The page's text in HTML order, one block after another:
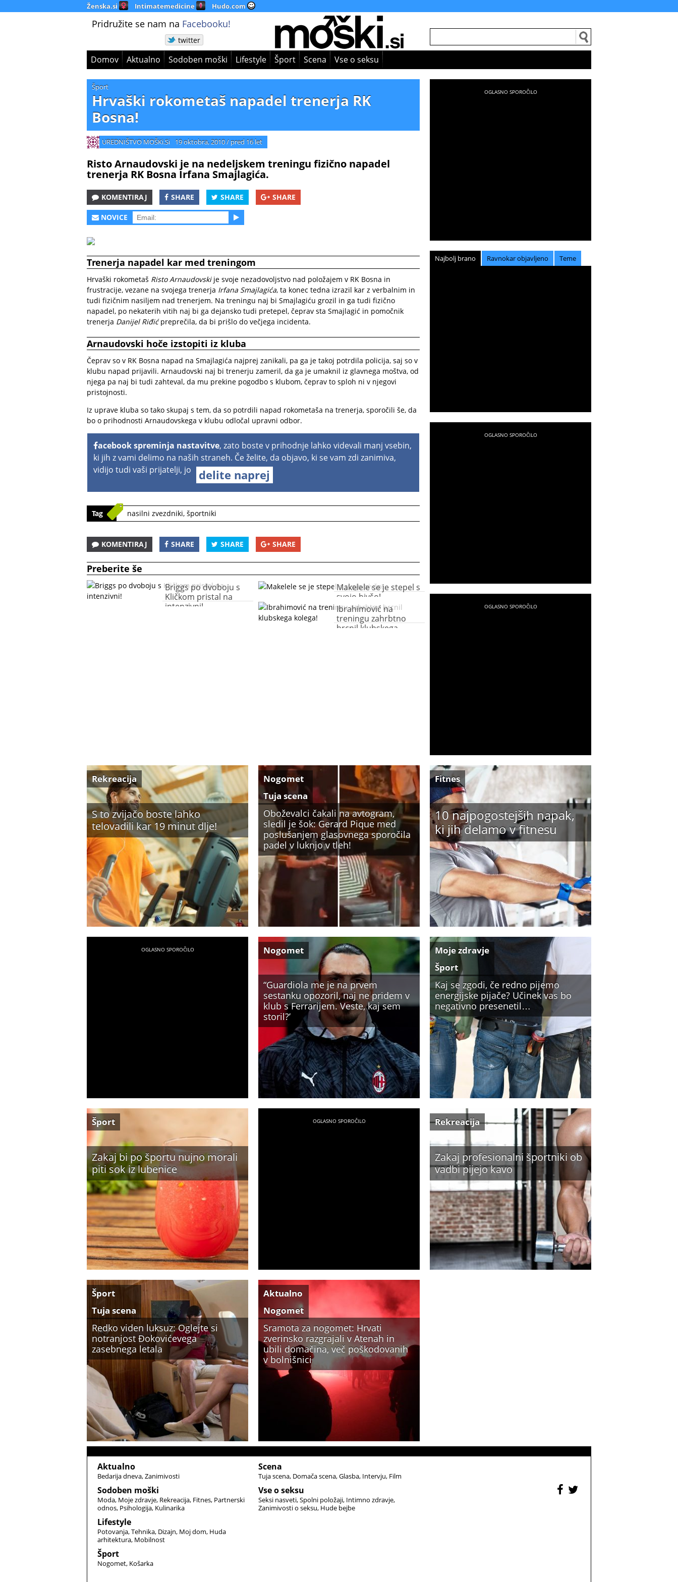
Ženska.si Intimatemedicine Hudo.com
Pridružite se nam na Facebooku!
twitter
Domov Aktualno Sodoben moški Lifestyle Šport Scena Vse o seksu
Šport
Hrvaški rokometaš napadel trenerja RK
Bosna!
UREDNIŠTVO MOŠKi.Si 19 oktobra, 2010/ pred 16 let
Risto Arnaudovski je na nedeljskem treningu fizično napadel
trenerja RK Bosna Irfana Smajlagića.
KOMENTIRAJ SHARE SHARE SHARE
NOVICE
Trenerja napadel kar med treningom
Hrvaški rokometaš Risto Arnaudovskije svoje nezadovoljstvo nad položajem v RK Bosna in
frustracije, vezane na svojega trenerja Irfana Smajlagića, ta konec tedna izrazil kar z verbalnim in
tudi fizičnim nasiljem nad trenerjem. Na treningu naj bi Smajlagiću grozil in ga tudi fizično
napadel, po nekaterih vitih naj bi ga dejansko tudi pretepel, čeprav sta Smajlagić in pomočnik
trenerja Danijel Riđićpreprečila, da bi prišlo do večjega incidenta.
Arnaudovski hoče izstopiti iz kluba
Čeprav so v RK Bosna napad na Smajlagića najprej zanikali, pa ga je takoj potrdila policija, saj so v
klubu napad prijavili. Arnaudovski naj bi trenerju zameril, da ga je umaknil iz glavnega moštva, od
njega pa naj bi tudi zahteval, da mu prekine pogodbo s klubom, čeprav to sploh ni v njegovi
pristojnosti.
Iz uprave kluba so tako skupaj s tem, da so potrdili napad rokometaša na trenerja, sporočili še, da
bo o prihodnosti Arnaudovskega v klubu odločal upravni odbor.
acebook spreminja nastavitve, zato boste v prihodnje lahko videvali manj vsebin,
ki jih z vami delimo na naših straneh. Če želite, da objavo, ki se vam zdi zanimiva,
vidijo tudi vaši prijatelji, jo
delite naprej
Tag nasilni zvezdniki, športniki
KOMENTIRAJ SHARE SHARE SHARE
Preberite še
Briggs po dvoboju s
Kličkom pristal na
intenzivni!
Makelele se je stepel s
svojo bivšo!
Ibrahimović na
treningu zahrbtno
brcnil klubskega
Najbolj brano Ravnokar objavljeno Teme
S to zvijačo boste lahko
telovadili kar 19 minut dlje!
Rekreacija
Oboževalci čakali na avtogram,
sledil je šok: Gerard Pique med
poslušanjem glasovnega sporočila
padel v luknjo v tleh!
Nogomet
Tuja scena
10 najpogostejših napak,
ki jih delamo v fitnesu
Fitnes
“Guardiola me je na prvem
sestanku opozoril, naj ne pridem v
klub s Ferrarijem. Veste, kaj sem
storil?’
Nogomet
Kaj se zgodi, če redno pijemo
energijske pijače? Učinek vas bo
negativno presenetil…
Moje zdravje
Šport
Zakaj bi po športu nujno morali
piti sok iz lubenice
Šport
Zakaj profesionalni športniki ob
vadbi pijejo kavo
Rekreacija
Redko viden luksuz: Oglejte si
notranjost Đokovićevega
zasebnega letala
Šport
Tuja scena
Sramota za nogomet: Hrvati
zverinsko razgrajali v Atenah in
ubili domačina, več poškodovanih
v bolnišnici
Aktualno
Nogomet
Aktualno
Bedarija dneva Zanimivosti
Sodoben moški
Moda Moje zdravje Rekreacija Fitnes Partnerski
odnos Psihologija Kulinarika
Lifestyle
Potovanja Tehnika Dizajn Moj dom Huda
arhitektura Mobilnost
Šport
Nogomet Košarka
Scena
Tuja scena Domača scena Glasba Intervju Film
Vse o seksu
Seksi nasveti Spolni položaji Intimno zdravje
Zanimivosti o seksu Hude bejbe